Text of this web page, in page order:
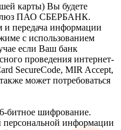
карты) Вы будете
ПАО СБЕРБАНК.
передача информации
с использованием
если Ваш банк
проведения интернет-
SecureCode, MIR Accept,
может потребоваться
битное шифрование.
информации